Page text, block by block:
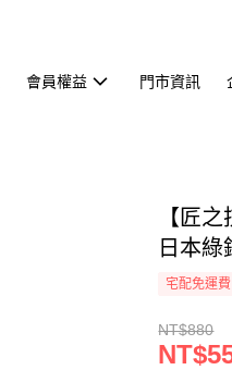
會員權益 門市資訊
【匠
日本
宅配免運費
NT$880